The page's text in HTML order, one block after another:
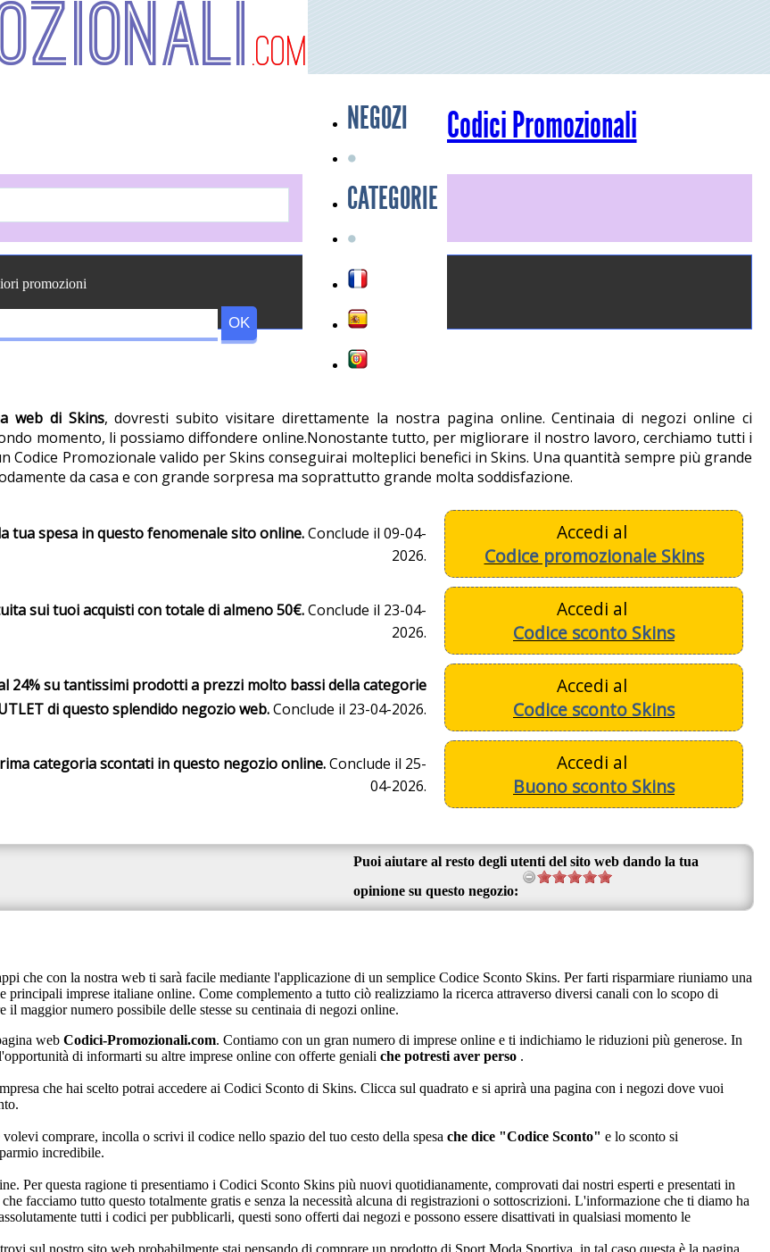
.com
Codici Promozionali
NEGOZI
CATEGORIE
web di Skins, dovresti subito visitare direttamente la nostra pagina online. Centinaia di negozi online ci
momento, li possiamo diffondere online.Nonostante tutto, per migliorare il nostro lavoro, cerchiamo tutti i
Promozionale valido per Skins conseguirai molteplici benefici in Skins. Una quantità sempre più grande
da casa e con grande sorpresa ma soprattutto grande molta soddisfazione.
promozioni
tua spesa in questo fenomenale sito online.Conclude il 09-04-
2026.
Accedi al
Codice promozionale Skins
sui tuoi acquisti con totale di almeno 50€.Conclude il 23-04-
2026.
Accedi al
Codice sconto Skins
24% su tantissimi prodotti a prezzi molto bassi della categorie
di questo splendido negozio web.Conclude il 23-04-2026.
Accedi al
Codice sconto Skins
categoria scontati in questo negozio online.Conclude il 25-
04-2026.
Accedi al
Buono sconto Skins
Puoi aiutare al resto degli utenti del sito web dando la tua
opinione su questo negozio:
che con la nostra web ti sarà facile mediante l'applicazione di un semplice Codice Sconto Skins. Per farti risparmiare riuniamo una
imprese italiane online. Come complemento a tutto ciò realizziamo la ricerca attraverso diversi canali con lo scopo di
maggior numero possibile delle stesse su centinaia di negozi online.
web Codici-Promozionali.com. Contiamo con un gran numero di imprese online e ti indichiamo le riduzioni più generose. In
di informarti su altre imprese online con offerte geniali che potresti aver perso .
che hai scelto potrai accedere ai Codici Sconto di Skins. Clicca sul quadrato e si aprirà una pagina con i negozi dove vuoi
comprare, incolla o scrivi il codice nello spazio del tuo cesto della spesa che dice "Codice Sconto" e lo sconto si
incredibile.
Per questa ragione ti presentiamo i Codici Sconto Skins più nuovi quotidianamente, comprovati dai nostri esperti e presentati in
facciamo tutto questo totalmente gratis e senza la necessità alcuna di registrazioni o sottoscrizioni. L'informazione che ti diamo ha
tutti i codici per pubblicarli, questi sono offerti dai negozi e possono essere disattivati in qualsiasi momento le
sul nostro sito web probabilmente stai pensando di comprare un prodotto di Sport Moda Sportiva, in tal caso questa è la pagina